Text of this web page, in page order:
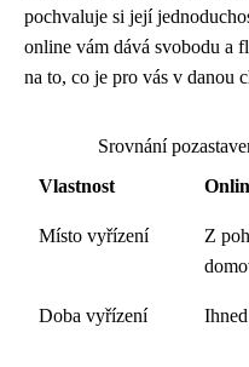
pochvaluje si její
online vám dává svobodu a
na to, co je pro vás v danou
Srovnání
Vlastnost
Místo vyřízení
Z
Doba vyřízení Ihned